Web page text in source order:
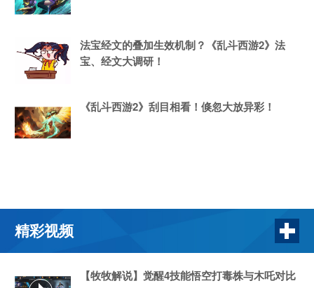
法宝经文的叠加生效机制？《乱斗西游2》法
宝、经文大调研！
《乱斗西游2》刮目相看！倏忽大放异彩！
精彩视频
【牧牧解说】觉醒4技能悟空打毒株与木吒对比